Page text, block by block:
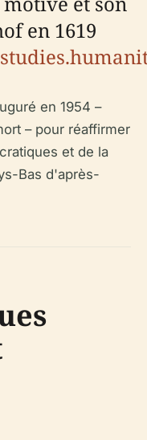
en 1619
en 1954 –
– pour réaffirmer
et de la
Bas d'après-